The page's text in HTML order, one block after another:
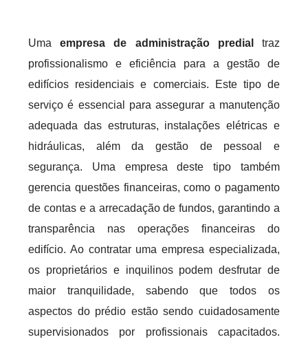
Umaempresa de administração predial
traz
profissionalismo e eficiência para a gestão de
edifícios residenciais e comerciais. Este tipo de
serviço é essencial para assegurar a manutenção
adequada das estruturas, instalações elétricas e
hidráulicas, além da gestão de pessoal e
segurança. Uma empresa deste tipo também
gerencia questões financeiras, como o pagamento
de contas e a arrecadação de fundos, garantindo a
transparência nas operações financeiras do
edifício. Ao contratar uma empresa especializada,
os proprietários e inquilinos podem desfrutar de
maior tranquilidade, sabendo que todos os
aspectos do prédio estão sendo cuidadosamente
supervisionados por profissionais capacitados.